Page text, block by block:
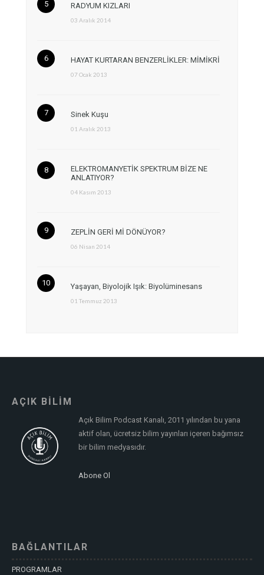
RADYUM KIZLARI
03 Aralık 2014
HAYAT KURTARAN BENZERLİKLER: MİMİKRİ
07 Ocak 2013
Sinek Kuşu
01 Aralık 2013
ELEKTROMANYETİK SPEKTRUM BİZE NE
ANLATIYOR?
04 Kasım 2013
ZEPLİN GERİ Mİ DÖNÜYOR?
06 Nisan 2014
Yaşayan, Biyolojik Işık: Biyolüminesans
01 Temmuz 2013
AÇIK BİLİM
Açık Bilim Podcast Kanalı, 2011 yılından bu yana
aktif olan, ücretsiz bilim yayınları içeren bağımsız
bir bilim medyasıdır.
Abone Ol
BAĞLANTILAR
PROGRAMLAR